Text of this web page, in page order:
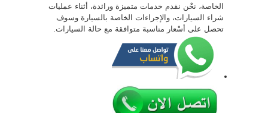
الخاصة، نحْن نقدم خدمات متميزة ورائدة، أثناء عمليات
شراء السيارات، والإجراءات الخاصة بالسيارة وسوف
تحصل على أسْعار مناسبة متوافقة مع حالة السيارات.